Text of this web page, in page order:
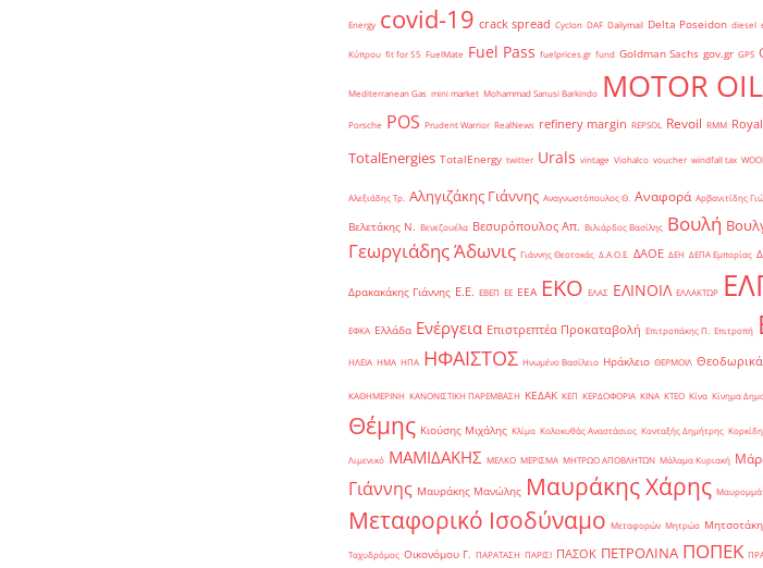
Energy covid-19 crack spread Cyclon DAF Dailymail Delta Poseidon diesel
Κύπρου fit for 55 FuelMate Fuel Pass fuelprices.gr fund Goldman Sachs gov.gr GPS
Mediterranean Gas mini market Mohammad Sanusi Barkindo MOTOR OIL
Porsche POS Prudent Warrior RealNews refinery margin REPSOL Revoil RMM
TotalEnergies TotalEnergy twitter Urals vintage Viohalco voucher windfall tax
Αλεξιάδης Τρ. Αληγιζάκης Γιάννης Αναγνωστόπουλος Θ. Αναφορά Αρβανιτίδης
Βελετάκης Ν. Βενεζουέλα Βεσυρόπουλος Απ. Βιλιάρδος Βασίλης Βουλή
Γεωργιάδης Άδωνις Γιάννης Θεοτοκάς Δ.Α.Ο.Ε. ΔΑΟΕ ΔΕΗ ΔΕΠΑ Εμπορίας
Δρακακάκης Γιάννης Ε.Ε. ΕΒΕΠ ΕΕ ΕΕΑ ΕΚΟ ΕΛΑΣ ΕΛΙΝΟΙΛ ΕΛΛΑΚΤΩΡ
ΕΦΚΑ Ελλάδα Ενέργεια Επιστρεπτέα Προκαταβολή Επιτροπάκης Π. Επιτροπή
ΗΛΕΙΑ ΗΜΑ ΗΠΑ ΗΦΑΙΣΤΟΣ Ηνωμένο Βασίλειο Ηράκλειο ΘΕΡΜΟΙΛ
ΚΑΘΗΜΕΡΙΝΗ ΚΑΝΟΝΙΣΤΙΚΗ ΠΑΡΕΜΒΑΣΗ ΚΕΔΑΚ ΚΕΠ ΚΕΡΔΟΦΟΡΙΑ ΚΙΝΑ ΚΤΕΟ Κίνα Κίνημα
Θέμης Κιούσης Μιχάλης Κλίμα Κολοκυθάς Αναστάσιος Κονταξής Δημήτρης
Λιμενικό ΜΑΜΙΔΑΚΗΣ ΜΕΛΚΟ ΜΕΡΙΣΜΑ ΜΗΤΡΩΟ ΑΠΟΒΛΗΤΩΝ Μάλαμα Κυριακή
Γιάννης Μαυράκης Μανώλης Μαυράκης Χάρης
Μεταφορικό Ισοδύναμο Μεταφορών Μητρώο
Ταχυδρόμος Οικονόμου Γ. ΠΑΡΑΤΑΣΗ ΠΑΡΙΣΙ ΠΑΣΟΚ ΠΕΤΡΟΛΙΝΑ ΠΟΠΕΚ